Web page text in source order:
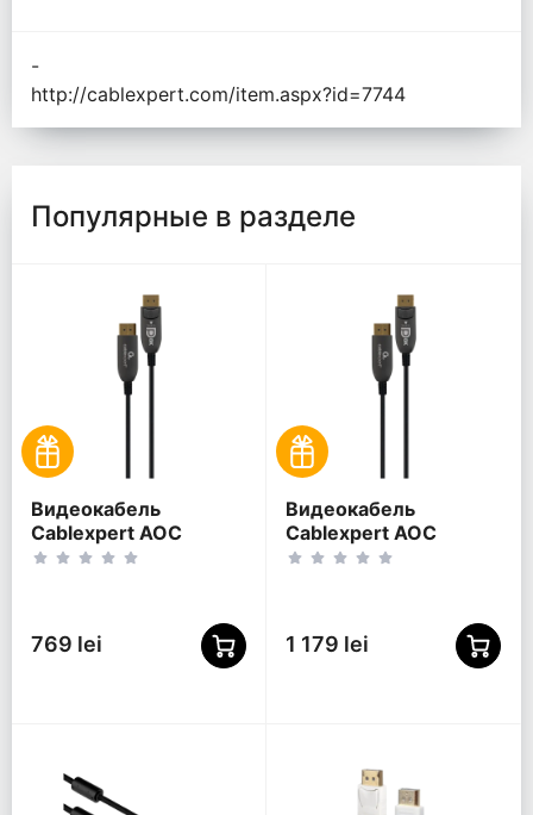
-
http://cablexpert.com/item.aspx?id=7744
Популярные в разделе
Видеокабель
Cablexpert AOC
Premium Series,
769 lei
Видеокабель
Cablexpert AOC
Premium Series,
1 179 lei